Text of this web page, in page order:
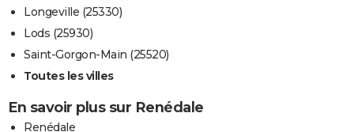
Longeville (25330)
Lods (25930)
Saint-Gorgon-Main (25520)
Toutes les villes
En savoir plus sur Renédale
Renédale